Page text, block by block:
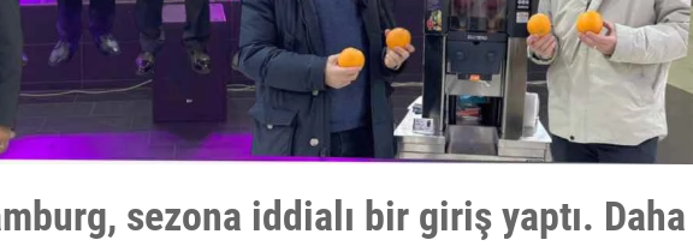
sezona iddialı bir giriş yaptı. Daha